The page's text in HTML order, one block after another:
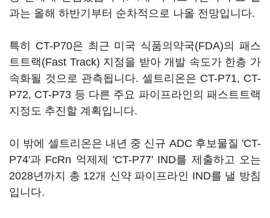
과는 올해 하반기부터 순차적으로 나올 전망입니다.
특히 CT-P70은 최근 미국 식품의약국(FDA)의 패스
트트랙(Fast Track) 지정을 받아 개발 속도가 한층 가
속화될 것으로 관측됩니다. 셀트리온은 CT-P71, CT-
P72, CT-P73 등 다른 주요 파이프라인의 패스트트랙
지정도 추진할 계획입니다.
이 밖에 셀트리온은 내년 중 신규 ADC 후보물질 'CT-
P74'과 FcRn 억제제 'CT-P77' IND를 제출하고 오는
2028년까지 총 12개 신약 파이프라인 IND를 낼 방침
입니다.